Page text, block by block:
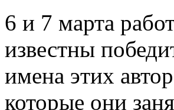
6 и 7 марта
известны
имена этих
которые они